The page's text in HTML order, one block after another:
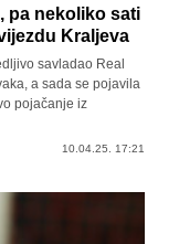
pa nekoliko sati
Kraljeva
savladao Real
a sada se pojavila
pojačanje iz
10.04.25. 17:21